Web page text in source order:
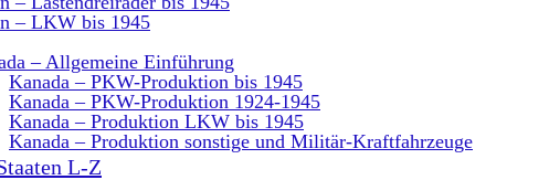
– LKW bis 1945
– Allgemeine Einführung
Kanada – PKW-Produktion bis 1945
Kanada – PKW-Produktion 1924-1945
Kanada – Produktion LKW bis 1945
Kanada – Produktion sonstige und Militär-Kraftfahrzeuge
L-Z